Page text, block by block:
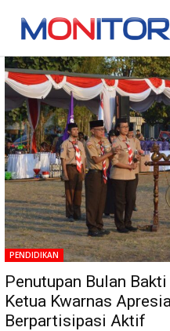
Tag: Ketua Kwarnas
PENDIDIKAN
Penutupan Bulan
Ketua Kwarnas
Berpartisipasi Aktif